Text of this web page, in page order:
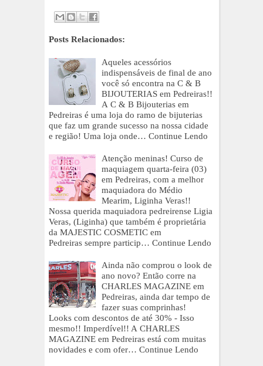
Posts Relacionados:
Aqueles acessórios
indispensáveis de final de ano
você só encontra na C & B
BIJOUTERIAS em Pedreiras!!
A C & B Bijouterias em
Pedreiras é uma loja do ramo de bijuterias
que faz um grande sucesso na nossa cidade
e região! Uma loja onde… Continue Lendo
Atenção meninas! Curso de
maquiagem quarta-feira (03)
em Pedreiras, com a melhor
maquiadora do Médio
Mearim, Liginha Veras!!
Nossa querida maquiadora pedreirense Ligia
Veras, (Liginha) que também é proprietária
da MAJESTIC COSMETIC em
Pedreiras sempre particip… Continue Lendo
Ainda não comprou o look de
ano novo? Então corre na
CHARLES MAGAZINE em
Pedreiras, ainda dar tempo de
fazer suas comprinhas!
Looks com descontos de até 30% - Isso
mesmo!! Imperdível!! A CHARLES
MAGAZINE em Pedreiras está com muitas
novidades e com ofer… Continue Lendo